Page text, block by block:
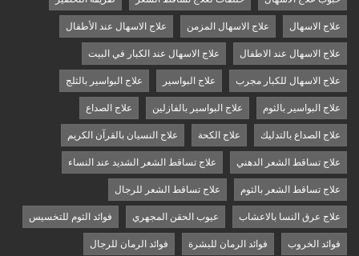
علاج الاسهال علاج الاسهال المزمن علاج الاسهال عند الأطفال
علاج الاسهال عند الاطفال علاج الاسهال عند الكبار في البيت
علاج الاسهال للكبار مجرب علاج البواسير علاج البواسير بالثلج
علاج البواسير بالثوم علاج البواسير بالفازلين علاج الصداع
علاج الصداع بالتدليك علاج الكحة علاج النسيان بالقرآن الكريم
علاج تساقط الشعر الدهني علاج تساقط الشعر الشديد عند النساء
علاج تساقط الشعر بالثوم علاج تساقط الشعر للرجال
علاج عرق النسا بالاعشاب عيوب الحقن المجهري فوائد الثوم للتخسيس
فوائد الخروب فوائد الرمان للبشرة فوائد الرمان للرجال